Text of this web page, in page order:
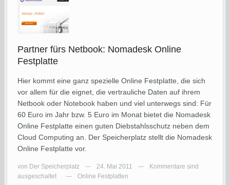
Partner fürs Netbook: Nomadesk Online
Festplatte
Hier kommt eine ganz spezielle Online Festplatte, die sich
vor allem für die eignet, die vertrauliche Daten auf ihrem
Netbook oder Notebook haben und viel unterwegs sind: Für
60 Euro im Jahr bzw. 5 Euro im Monat bietet die Nomadesk
Online Festplatte einen guten Diebstahlsschutz neben dem
Cloud Computing an. Der Speicherplatz stellt die Nomadesk
Online Festplatte vor.
von Der Speicherplatz — 24. Mai 2011 —
Kommentare sind
ausgeschaltet
— Online Festplatten